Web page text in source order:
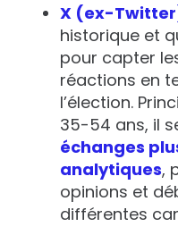
X (ex-
historique et
pour capter
réactions en
l’élection.
35-54 ans, il
échanges
analytiques,
opinions et
différentes